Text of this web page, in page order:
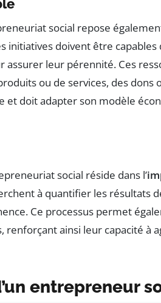
social repose
initiatives doivent être
assurer leur pérennité. Ces
ou de services, des dons
et doit adapter son modèle
social réside dans l’
à quantifier les résultats
Ce processus permet
ainsi leur capacité à
entrepreneur